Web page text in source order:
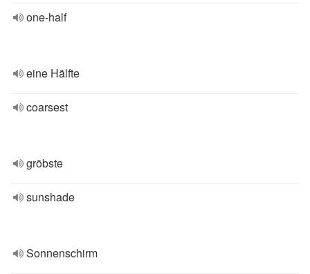
one-half
eine Hälfte
coarsest
gröbste
sunshade
Sonnenschirm